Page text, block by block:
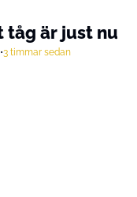
tåg är just nu
•3 timmar sedan